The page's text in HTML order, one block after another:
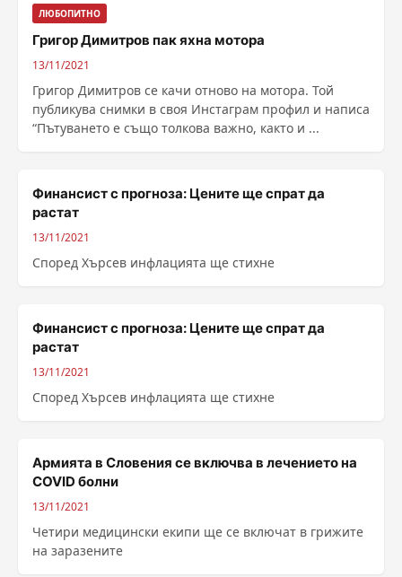
ЛЮБОПИТНО
Григор Димитров пак яхна мотора
13/11/2021
Григор Димитров се качи отново на мотора. Той
публикува снимки в своя Инстаграм профил и написа
“Пътуването е също толкова важно, както и ...
Финансист с прогноза: Цените ще спрат да
растат
13/11/2021
Според Хърсев инфлацията ще стихне
Финансист с прогноза: Цените ще спрат да
растат
13/11/2021
Според Хърсев инфлацията ще стихне
Армията в Словения се включва в лечението на
COVID болни
13/11/2021
Четири медицински екипи ще се включат в грижите
на заразените